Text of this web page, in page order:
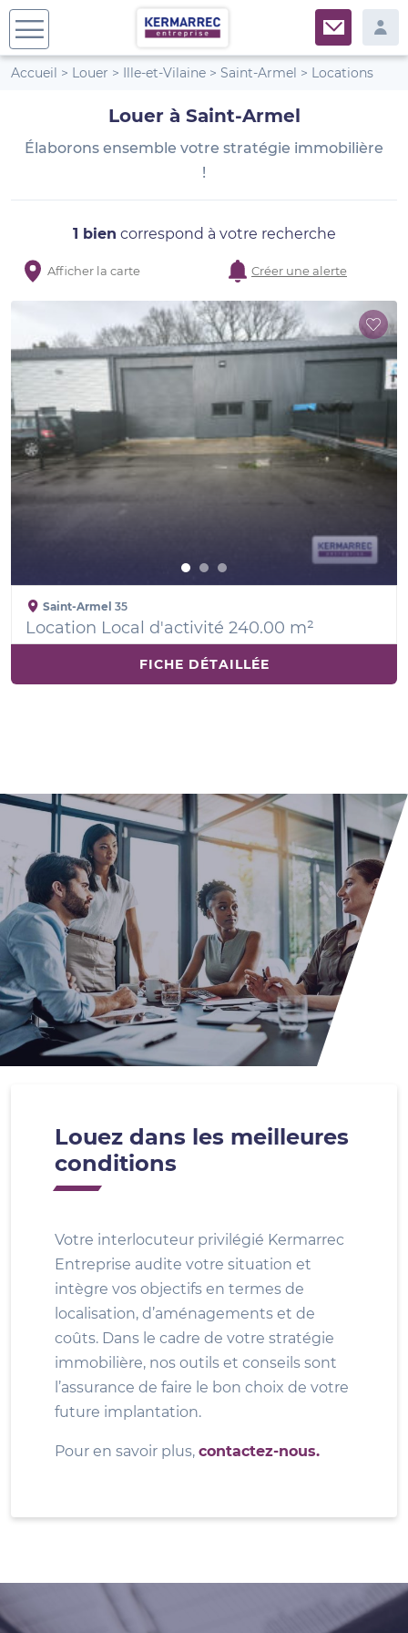
Accueil > Louer > Ille-et-Vilaine > Saint-Armel > Locations
Louer à Saint-Armel
Élaborons ensemble votre stratégie immobilière
!
1 bien correspond à votre recherche
Afficher la carte Créer une alerte
Saint-Armel 35
Location Local d'activité 240.00 m²
FICHE DÉTAILLÉE
Louez dans les meilleures
conditions
Votre interlocuteur privilégié Kermarrec
Entreprise audite votre situation et
intègre vos objectifs en termes de
localisation, d’aménagements et de
coûts. Dans le cadre de votre stratégie
immobilière, nos outils et conseils sont
l’assurance de faire le bon choix de votre
future implantation.
Pour en savoir plus, contactez-nous.